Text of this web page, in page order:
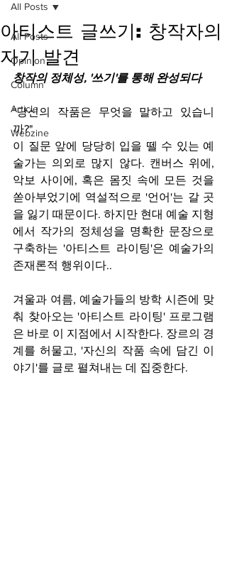
All Posts
Opinion
Column
Article
Webzine
All Posts
아티스트 글쓰기: 창작자의
자기 발견
창작의 정체성, '쓰기'를 통해 완성되다
"당신의 작품은 무엇을 말하고 있습니
까?"
이 질문 앞에 당당히 입을 뗄 수 있는 예
술가는 의외로 많지 않다. 캔버스 위에,
악보 사이에, 혹은 몸짓 속에 모든 것을
쏟아부었기에 역설적으로 '언어'는 갈 곳
을 잃기 때문이다. 하지만 현대 예술 지형
에서 작가의 정체성을 명확한 문장으로
구축하는 '아티스트 라이팅'은 예술가의
존재론적 행위이다..
겨울과 여름, 예술가들의 방학 시즌에 맞
춰 찾아오는 '아티스트 라이팅' 프로그램
은 바로 이 지점에서 시작한다. 장르의 경
계를 허물고, '자신의 작품 속에 담긴 이
야기'를 글로 펼쳐내는 데 집중한다.